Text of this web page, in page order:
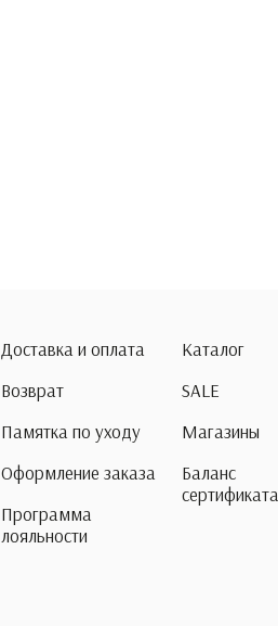
Доставка и оплата
Возврат
Памятка по уходу
Оформление заказа
Программа
лояльности
Каталог
SALE
Магазины
Баланс
сертификата